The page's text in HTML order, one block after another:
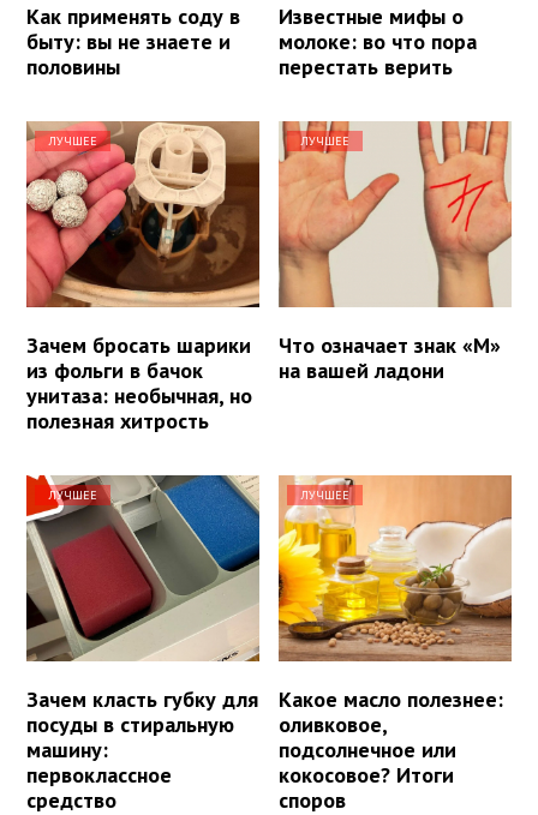
Как применять соду в
быту: вы не знаете и
половины
Известные мифы о
молоке: во что пора
перестать верить
ЛУЧШЕЕ
Зачем бросать шарики
из фольги в бачок
унитаза: необычная, но
полезная хитрость
ЛУЧШЕЕ
Что означает знак «М»
на вашей ладони
ЛУЧШЕЕ
Зачем класть губку для
посуды в стиральную
машину:
первоклассное
средство
ЛУЧШЕЕ
Какое масло полезнее:
оливковое,
подсолнечное или
кокосовое? Итоги
споров